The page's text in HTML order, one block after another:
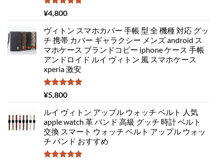
5段階中
5.00
¥4,800
ヴィトン スマホカバー 手帳 型 全 機種 対応 グッ
チ 携帯 カバー ギャラクシー メンズ android ス
マホケース ブランドコピー iphone ケース 手帳
アンドロイド ルイ ヴィトン 風 スマホケース
xperia 激安
5段階中
5.00
¥5,800
ルイ ヴィトン アップル ウォッチ ベルト 人気
apple watch 革 バンド 高級 グッチ 時計 ベルト
交換 スマート ウォッチ ベルト アップル ウォッ
チ バンド おすすめ